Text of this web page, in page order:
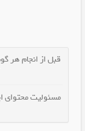
قبل از انجام هر
مسئولیت محتوای